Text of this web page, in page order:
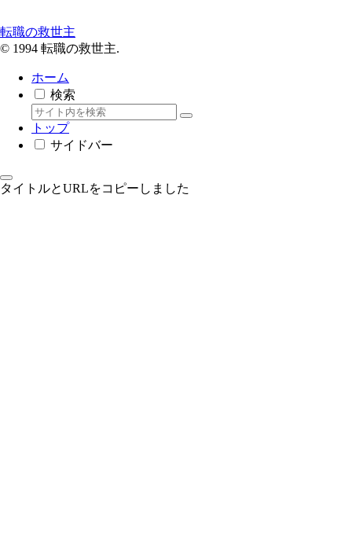
転職の救世主
© 1994 転職の救世主.
ホーム
検索
トップ
サイドバー
タイトルとURLをコピーしました